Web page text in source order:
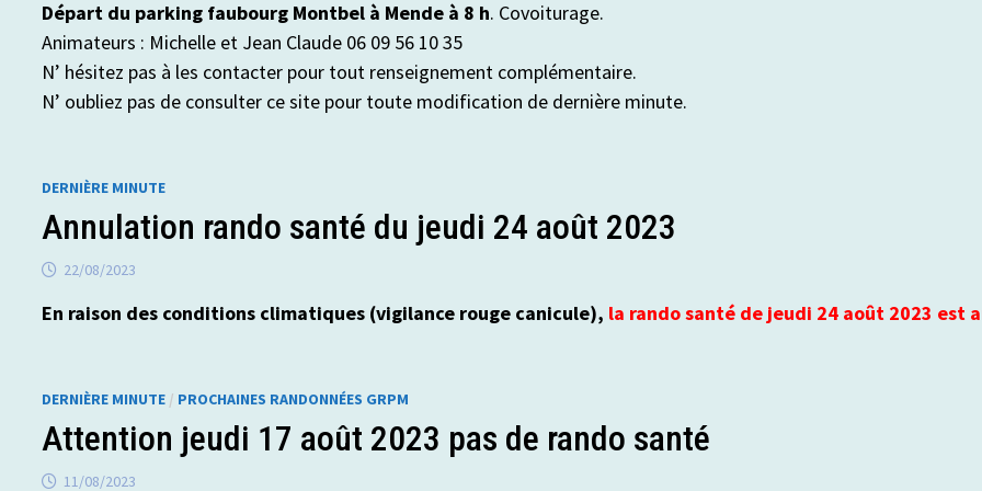
Départ du parking faubourg Montbel à Mende à 8 h. Covoiturage.
Animateurs : Michelle et Jean Claude 06 09 56 10 35
N’ hésitez pas à les contacter pour tout renseignement complémentaire.
N’ oubliez pas de consulter ce site pour toute modification de dernière minute.
DERNIÈRE MINUTE
Annulation rando santé du jeudi 24 août 2023
22/08/2023
En raison des conditions climatiques (vigilance rouge canicule), la rando santé de jeudi 24 août 2023 est
DERNIÈRE MINUTE / PROCHAINES RANDONNÉES GRPM
Attention jeudi 17 août 2023 pas de rando santé
11/08/2023